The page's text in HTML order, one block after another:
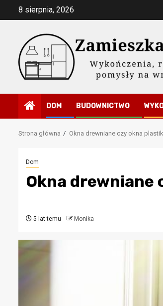
Przejdź8 sierpnia, 2026
DOM BUDOWNICTWO
Strona główna Okna drewniane czy okna
Dom
Okna drewniane
5 lat temu Monika